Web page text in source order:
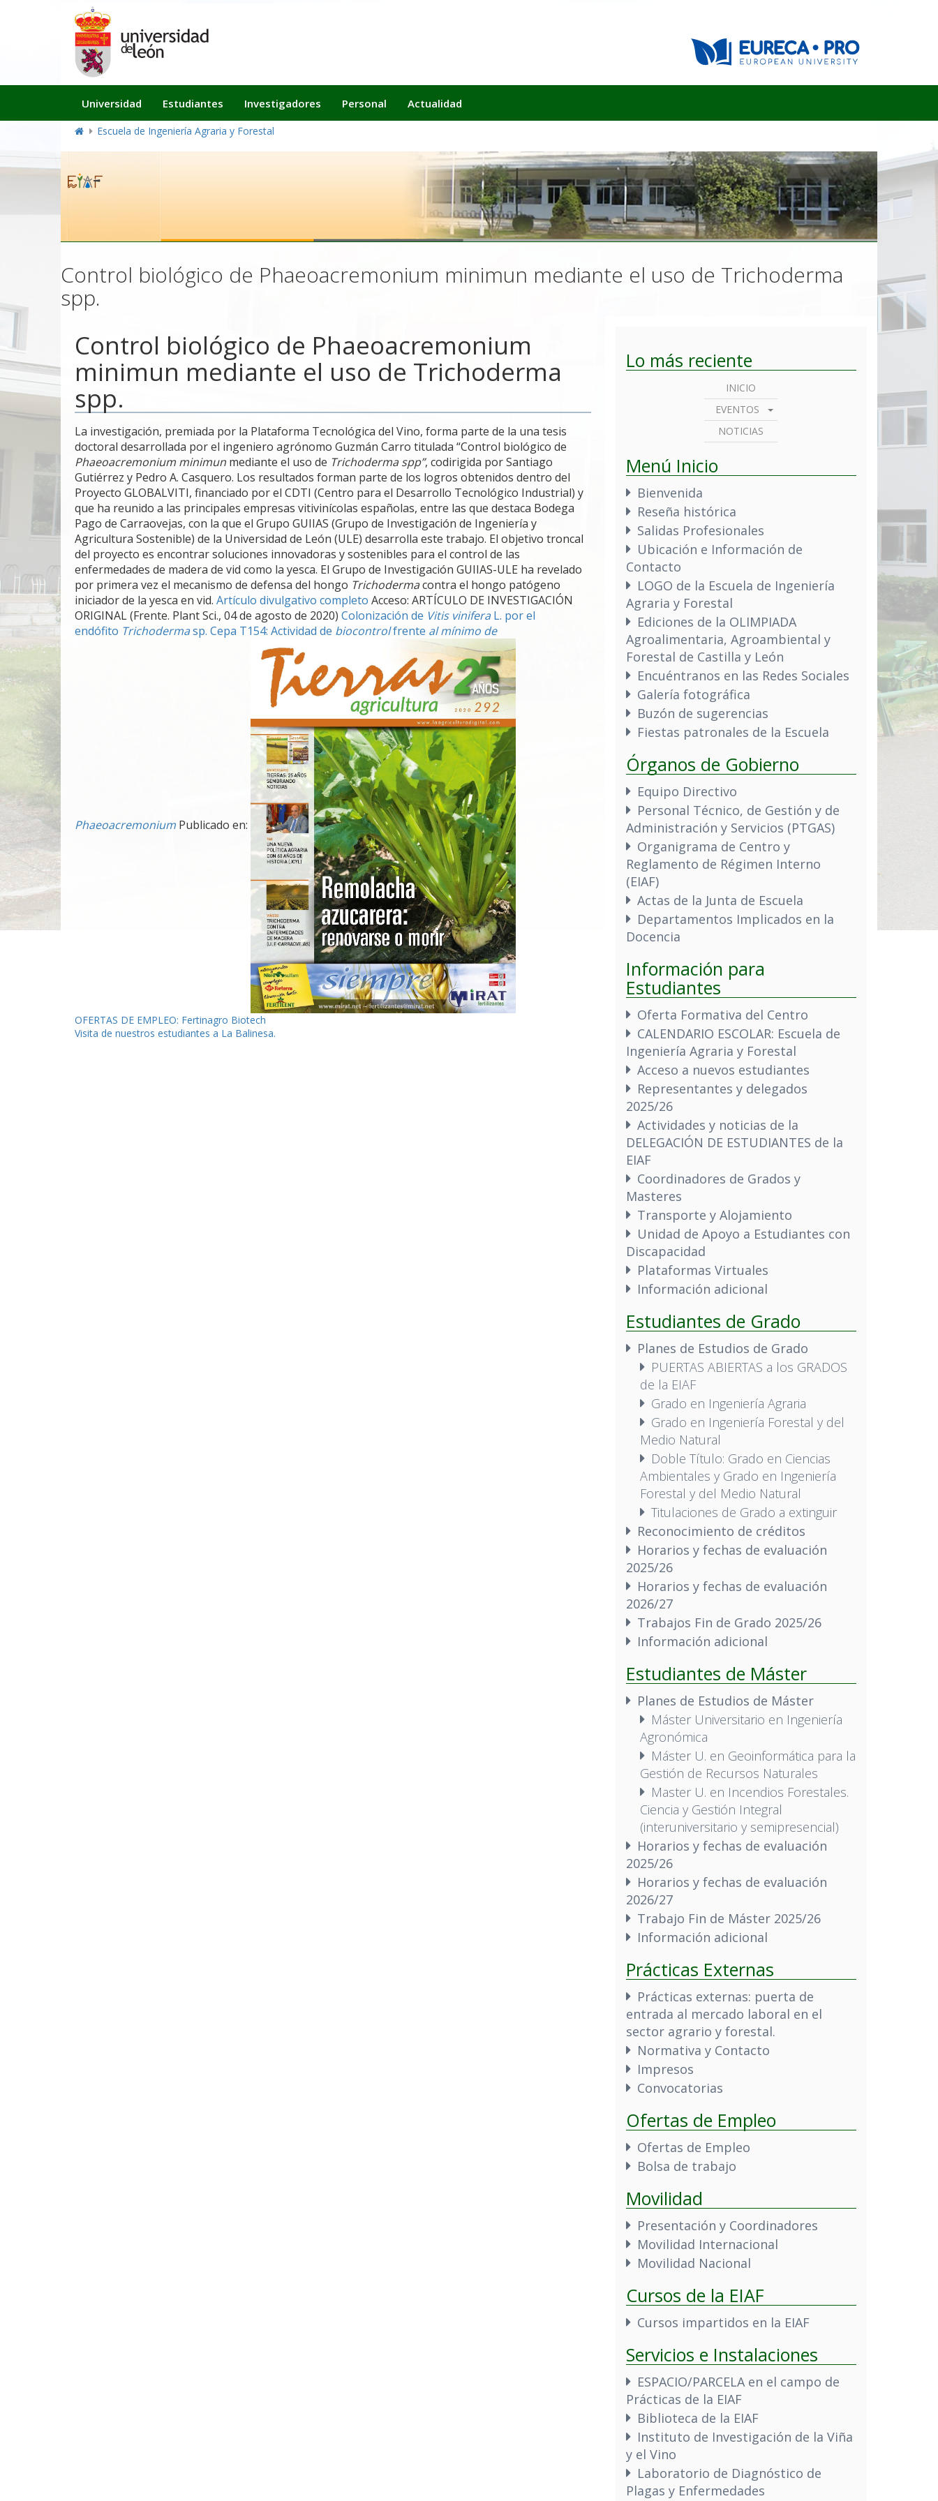
Navegación
principal
Universidad Estudiantes Investigadores Personal Actualidad
Escuela de Ingeniería Agraria y Forestal
Control biológico de Phaeoacremonium minimun mediante el uso de Trichoderma
spp.
Control biológico de Phaeoacremonium
minimun mediante el uso de Trichoderma
spp.
La investigación, premiada por la Plataforma Tecnológica del Vino, forma parte de la una tesis
doctoral desarrollada por el ingeniero agrónomo Guzmán Carro titulada “Control biológico de
Phaeoacremonium minimun mediante el uso de Trichoderma spp”, codirigida por Santiago
Gutiérrez y Pedro A. Casquero. Los resultados forman parte de los logros obtenidos dentro del
Proyecto GLOBALVITI, financiado por el CDTI (Centro para el Desarrollo Tecnológico Industrial) y
que ha reunido a las principales empresas vitivinícolas españolas, entre las que destaca Bodega
Pago de Carraovejas, con la que el Grupo GUIIAS (Grupo de Investigación de Ingeniería y
Agricultura Sostenible) de la Universidad de León (ULE) desarrolla este trabajo. El objetivo troncal
del proyecto es encontrar soluciones innovadoras y sostenibles para el control de las
enfermedades de madera de vid como la yesca. El Grupo de Investigación GUIIAS-ULE ha revelado
por primera vez el mecanismo de defensa del hongo Trichodermacontra el hongo patógeno
iniciador de la yesca en vid. Artículo divulgativo completo Acceso: ARTÍCULO DE INVESTIGACIÓN
ORIGINAL (Frente. Plant Sci., 04 de agosto de 2020) Colonización de Vitis viniferaL. por el
endófito Trichodermasp. Cepa T154: Actividad de biocontrolfrente al mínimo de
Phaeoacremonium Publicado en:
Navegación
de
OFERTAS DE EMPLEO: Fertinagro Biotech
Visita de nuestros estudiantes a La Balinesa.
Lo más reciente
INICIO
EVENTOS
NOTICIAS
Menú Inicio
Bienvenida
Reseña histórica
Salidas Profesionales
Ubicación e Información de
Contacto
LOGO de la Escuela de Ingeniería
Agraria y Forestal
Ediciones de la OLIMPIADA
Agroalimentaria, Agroambiental y
Forestal de Castilla y León
Encuéntranos en las Redes Sociales
Galería fotográfica
Buzón de sugerencias
Fiestas patronales de la Escuela
Órganos de Gobierno
Equipo Directivo
Personal Técnico, de Gestión y de
Administración y Servicios (PTGAS)
Organigrama de Centro y
Reglamento de Régimen Interno
(EIAF)
Actas de la Junta de Escuela
Departamentos Implicados en la
Docencia
Información para
Estudiantes
Oferta Formativa del Centro
CALENDARIO ESCOLAR: Escuela de
Ingeniería Agraria y Forestal
Acceso a nuevos estudiantes
Representantes y delegados
2025/26
Actividades y noticias de la
DELEGACIÓN DE ESTUDIANTES de la
EIAF
Coordinadores de Grados y
Masteres
Transporte y Alojamiento
Unidad de Apoyo a Estudiantes con
Discapacidad
Plataformas Virtuales
Información adicional
Estudiantes de Grado
Planes de Estudios de Grado
PUERTAS ABIERTAS a los GRADOS
de la EIAF
Grado en Ingeniería Agraria
Grado en Ingeniería Forestal y del
Medio Natural
Doble Título: Grado en Ciencias
Ambientales y Grado en Ingeniería
Forestal y del Medio Natural
Titulaciones de Grado a extinguir
Reconocimiento de créditos
Horarios y fechas de evaluación
2025/26
Horarios y fechas de evaluación
2026/27
Trabajos Fin de Grado 2025/26
Información adicional
Estudiantes de Máster
Planes de Estudios de Máster
Máster Universitario en Ingeniería
Agronómica
Máster U. en Geoinformática para la
Gestión de Recursos Naturales
Master U. en Incendios Forestales.
Ciencia y Gestión Integral
(interuniversitario y semipresencial)
Horarios y fechas de evaluación
2025/26
Horarios y fechas de evaluación
2026/27
Trabajo Fin de Máster 2025/26
Información adicional
Prácticas Externas
Prácticas externas: puerta de
entrada al mercado laboral en el
sector agrario y forestal.
Normativa y Contacto
Impresos
Convocatorias
Ofertas de Empleo
Ofertas de Empleo
Bolsa de trabajo
Movilidad
Presentación y Coordinadores
Movilidad Internacional
Movilidad Nacional
Cursos de la EIAF
Cursos impartidos en la EIAF
Servicios e Instalaciones
ESPACIO/PARCELA en el campo de
Prácticas de la EIAF
Biblioteca de la EIAF
Instituto de Investigación de la Viña
y el Vino
Laboratorio de Diagnóstico de
Plagas y Enfermedades